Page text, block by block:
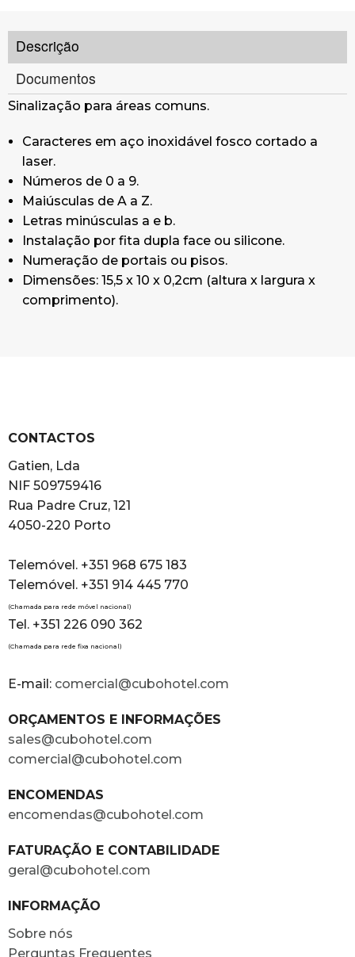
Descrição
Documentos
Sinalização para áreas comuns.
Caracteres em aço inoxidável fosco cortado a
laser.
Números de 0 a 9.
Maiúsculas de A a Z.
Letras minúsculas a e b.
Instalação por fita dupla face ou silicone.
Numeração de portais ou pisos.
Dimensões: 15,5 x 10 x 0,2cm (altura x largura x
comprimento).
CONTACTOS
Gatien, Lda
NIF 509759416
Rua Padre Cruz, 121
4050-220 Porto
Telemóvel. +351 968 675 183
Telemóvel. +351 914 445 770
(Chamada para rede móvel nacional)
Tel. +351 226 090 362
(Chamada para rede fixa nacional)
E-mail: comercial@cubohotel.com
ORÇAMENTOS E INFORMAÇÕES
sales@cubohotel.com
comercial@cubohotel.com
ENCOMENDAS
encomendas@cubohotel.com
FATURAÇÃO E CONTABILIDADE
geral@cubohotel.com
INFORMAÇÃO
Sobre nós
Perguntas Frequentes